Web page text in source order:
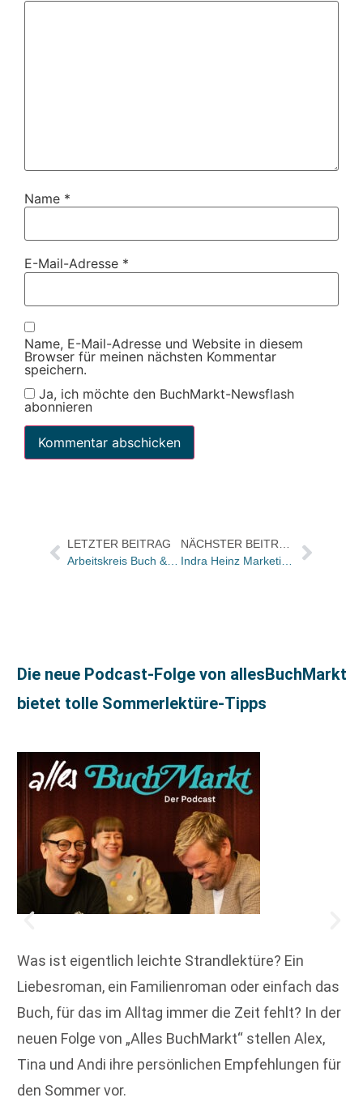
Name *
E-Mail-Adresse *
Name, E-Mail-Adresse und Website in diesem
Browser für meinen nächsten Kommentar
speichern.
Ja, ich möchte den BuchMarkt-Newsflash
abonnieren
LETZTER BEITRAG
Arbeitskreis Buch & Technik trifft sich in München
Die neue Podcast-Folge von allesBuchMarkt
bietet tolle Sommerlektüre-Tipps
Was ist eigentlich leichte Strandlektüre? Ein
Liebesroman, ein Familienroman oder einfach das
Buch, für das im Alltag immer die Zeit fehlt? In der
neuen Folge von „Alles BuchMarkt“ stellen Alex,
Tina und Andi ihre persönlichen Empfehlungen für
den Sommer vor.